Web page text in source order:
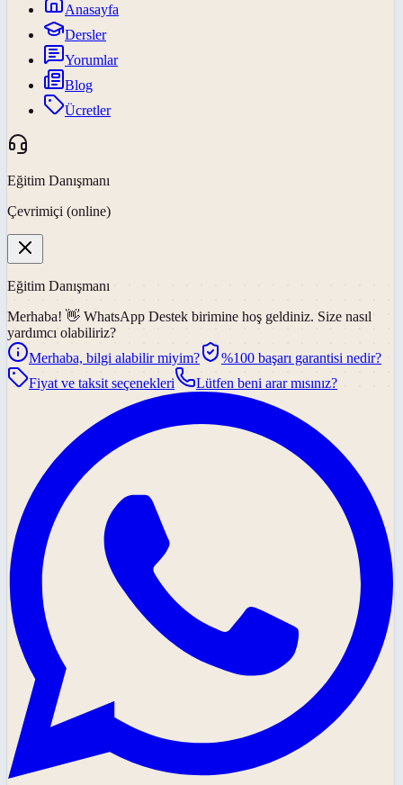
Anasayfa
Dersler
Yorumlar
Blog
Ücretler
Eğitim Danışmanı
Çevrimiçi (online)
Eğitim Danışmanı
Merhaba! 👋 WhatsApp Destek birimine hoş geldiniz. Size nasıl
yardımcı olabiliriz?
Merhaba, bilgi alabilir miyim?
%100 başarı garantisi nedir?
Fiyat ve taksit seçenekleri
Lütfen beni arar mısınız?